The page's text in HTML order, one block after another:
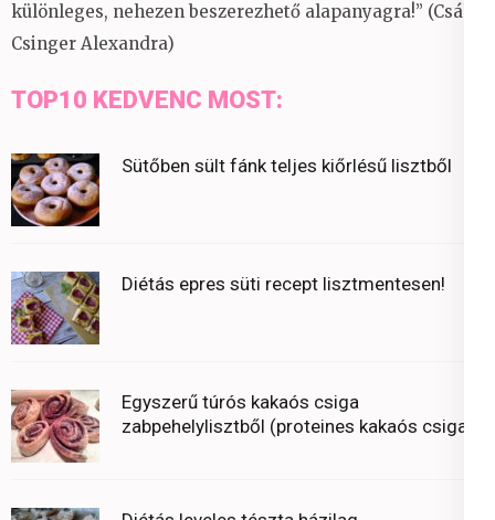
különleges, nehezen beszerezhető alapanyagra!” (Csáky
Csinger Alexandra)
TOP10 KEDVENC MOST:
Sütőben sült fánk teljes kiőrlésű lisztből
Diétás epres süti recept lisztmentesen!
Egyszerű túrós kakaós csiga
zabpehelylisztből (proteines kakaós csiga)